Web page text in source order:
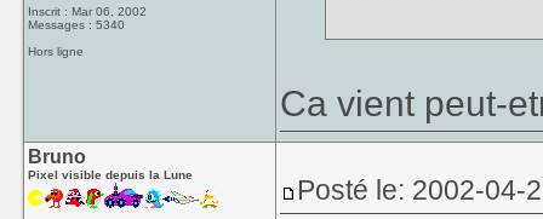
Inscrit : Mar 06, 2002
Messages : 5340
Hors ligne
Ca vient peut-
Bruno
Pixel visible depuis la Lune Posté le: 2002-04-